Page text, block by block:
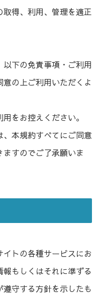
得、利用、管理を適正
下の免責事項・ご利用
の上ご利用いただくよ
をお控えください。
本規約すべてにご同意
すのでご了承願いま
トの各種サービスにお
もしくはそれに準ずる
守する方針を示したも